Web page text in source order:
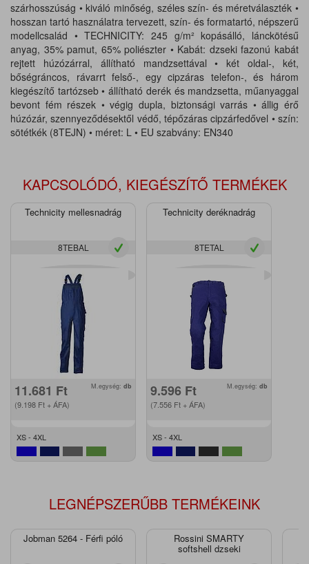
szárhosszúság • kiváló minőség, széles szín- és méretválaszték •
hosszan tartó használatra tervezett, szín- és formatartó, népszerű
modellcsalád • TECHNICITY: 245 g/m² kopásálló, lánckötésű
anyag, 35% pamut, 65% poliészter • Kabát: dzseki fazonú kabát
rejtett húzózárral, állítható mandzsettával • két oldal-, két,
bőségráncos, rávarrt felső-, egy cipzáras telefon-, és három
kiegészítő tartózseb • állítható derék és mandzsetta, műanyaggal
bevont fém részek • végig dupla, biztonsági varrás • állig érő
húzózár, szennyeződésektől védő, tépőzáras cipzárfedővel • szín:
sötétkék (8TEJN) • méret: L • EU szabvány: EN340
KAPCSOLÓDÓ, KIEGÉSZÍTŐ TERMÉKEK
Technicity mellesnadrág
8TEBAL
11.681 Ft
(9.198 Ft + ÁFA)
M.egység: db
XS - 4XL
Technicity deréknadrág
8TETAL
9.596 Ft
(7.556 Ft + ÁFA)
M.egység: db
XS - 4XL
LEGNÉPSZERŰBB TERMÉKEINK
Jobman 5264 - Férfi póló Rossini SMARTY
softshell dzseki